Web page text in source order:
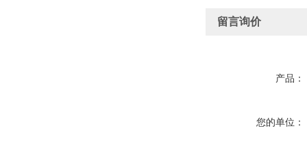
留言询价
产品：
您的单位：